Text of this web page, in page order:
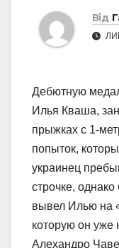
Від
Дебютную
Илья Кваша,
прыжках с 1-
попыток,
украинец
строчке,
вывел Илью на
которую он уже
Алехандро